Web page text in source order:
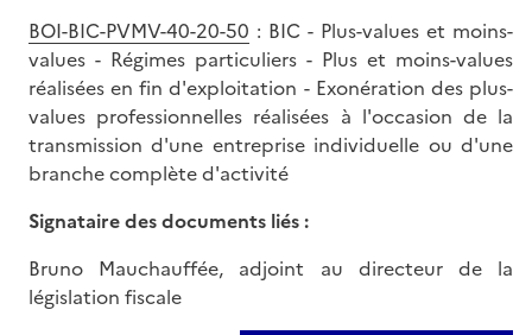
BOI-BIC-PVMV-40-20-50 : BIC - Plus-values et moins-
values - Régimes particuliers - Plus et moins-values
réalisées en fin d'exploitation - Exonération des plus-
values professionnelles réalisées à l'occasion de la
transmission d'une entreprise individuelle ou d'une
branche complète d'activité
Signataire des documents liés :
Bruno Mauchauffée, adjoint au directeur de la
législation fiscale